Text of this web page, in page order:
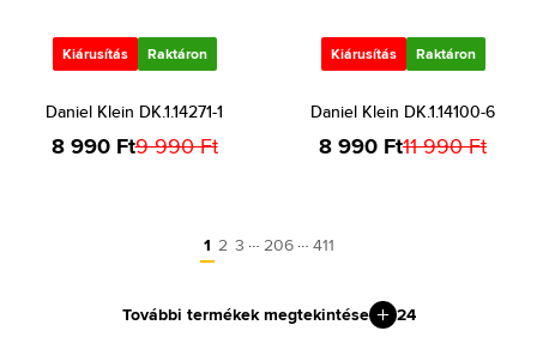
Kiárusítás Raktáron
Daniel Klein DK.1.14271-1
8 990 Ft9 990 Ft
Kiárusítás Raktáron
Daniel Klein DK.1.14100-6
8 990 Ft11 990 Ft
1 2 3 … 206 … 411
További termékek megtekintése 24